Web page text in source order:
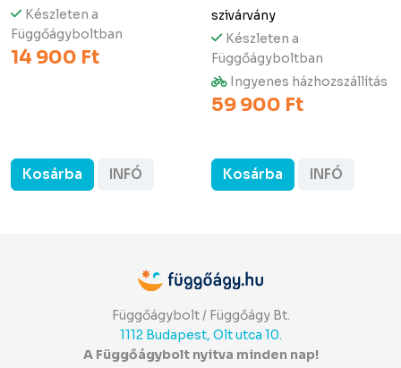
Készleten a
Függőágyboltban
14 900 Ft
Kosárba INFÓ
szivárvány
Készleten a
Függőágyboltban
Ingyenes házhozszállítás
59 900 Ft
Kosárba INFÓ
Függőágybolt / Függőágy Bt.
1112 Budapest, Olt utca 10.
A Függőágybolt nyitva minden nap!